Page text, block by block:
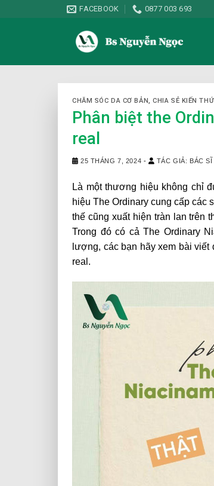
FACEBOOK 0877 003 693
CHĂM SÓC DA CƠ BẢN,CHIA SẺ KIẾN
Phân biệt the
real
25 THÁNG 7, 2024 - TÁC GIẢ: BÁC
Là một thương hiệu không chỉ
hiệu The Ordinary cung cấp các
thế cũng xuất hiện tràn lan trên
Trong đó có cả The Ordinary
lượng, các bạn hãy xem bài
real .